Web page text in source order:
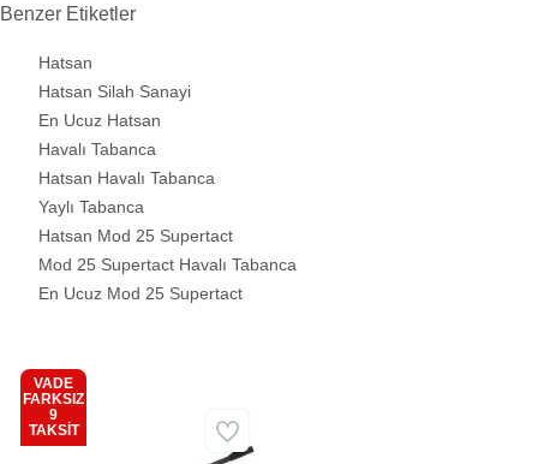
Benzer Etiketler
Hatsan
Hatsan Silah Sanayi
En Ucuz Hatsan
Havalı Tabanca
Hatsan Havalı Tabanca
Yaylı Tabanca
Hatsan Mod 25 Supertact
Mod 25 Supertact Havalı Tabanca
En Ucuz Mod 25 Supertact
VADE
FARKSIZ
9
TAKSİT
Kargo
Bedava